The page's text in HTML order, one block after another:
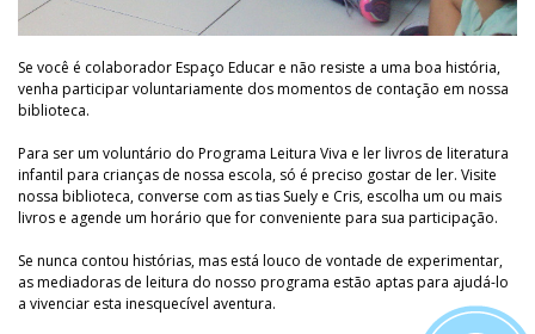
Se você é colaborador Espaço Educar e não resiste a uma boa história,
venha participar voluntariamente dos momentos de contação em nossa
biblioteca.
Para ser um voluntário do Programa Leitura Viva e ler livros de literatura
infantil para crianças de nossa escola, só é preciso gostar de ler. Visite
nossa biblioteca, converse com as tias Suely e Cris, escolha um ou mais
livros e agende um horário que for conveniente para sua participação.
Se nunca contou histórias, mas está louco de vontade de experimentar,
as mediadoras de leitura do nosso programa estão aptas para ajudá-lo
a vivenciar esta inesquecível aventura.